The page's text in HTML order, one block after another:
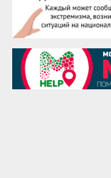
Чингиз
29 августа
Надежда Рослова
1 сентября
Гали Хасанов